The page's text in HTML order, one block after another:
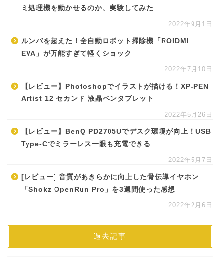
ミ処理機を動かせるのか、実験してみた
2022年9月1日
ルンバを超えた！全自動ロボット掃除機「ROIDMI
EVA」が万能すぎて軽くショック
2022年7月10日
【レビュー】Photoshopでイラストが描ける！XP-PEN
Artist 12 セカンド 液晶ペンタブレット
2022年5月26日
【レビュー】BenQ PD2705Uでデスク環境が向上！USB
Type-Cでミラーレス一眼も充電できる
2022年5月7日
[レビュー] 音質があきらかに向上した骨伝導イヤホン
「Shokz OpenRun Pro」を3週間使った感想
2022年2月6日
過去記事